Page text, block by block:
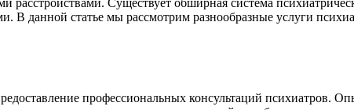
В данной статье мы рассмотрим разнообразные услуги
профессиональных консультаций психиатров.